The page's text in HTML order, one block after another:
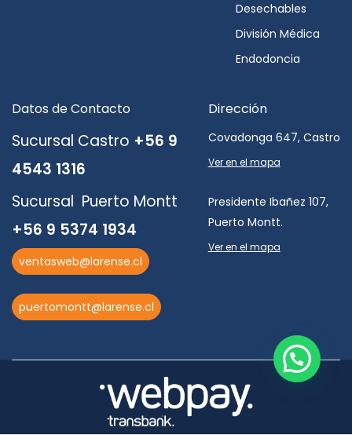
Desechables
División Médica
Endodoncia
Datos de Contacto
Sucursal Castro +56 9
4543 1316
Sucursal Puerto Montt
+56 9 5374 1934
ventasweb@larense.cl
puertomontt@larense.cl
Dirección
Covadonga 647, Castro
Ver en el mapa
Presidente Ibañez 107,
Puerto Montt.
Ver en el mapa